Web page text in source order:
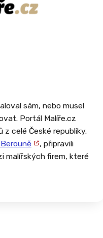
sám, nebo musel
z celé České republiky.
, připravili
malířských firem, které
potřebujete si